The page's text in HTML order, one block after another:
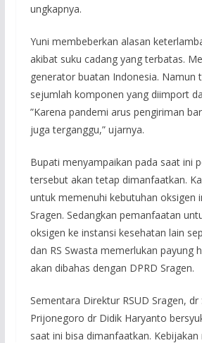
ungkapnya.
Yuni membeberkan alasan
akibat suku cadang yang terbatas.
generator buatan Indonesia. Namun
sejumlah komponen yang diimport
”Karena pandemi arus pengiriman
juga terganggu,” ujarnya.
Bupati menyampaikan pada saat ini
tersebut akan tetap dimanfaatkan.
untuk memenuhi kebutuhan oksigen
Sragen. Sedangkan pemanfaatan
oksigen ke instansi kesehatan lain
dan RS Swasta memerlukan payung
akan dibahas dengan DPRD Sragen.
Sementara Direktur RSUD Sragen, dr
Prijonegoro dr Didik Haryanto
saat ini bisa dimanfaatkan.